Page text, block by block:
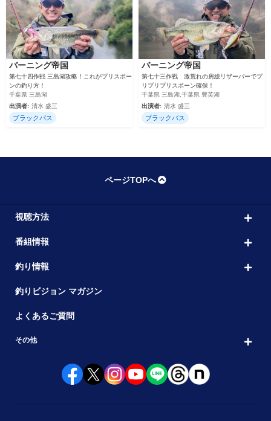
バーニング帝国
第七十四作戦 三島湖攻略！これがプリスポー
ンの釣り方！
千葉県 三島湖
出演者: 清水 盛三
ブラックバス
バーニング帝国
第七十三作戦 激荒れの房総リザーバーでプ
リプリプリスポーン確保！
千葉県 三島湖,千葉県 豊英湖
出演者: 清水 盛三
ブラックバス
ページTOPへ
視聴方法
番組情報
釣り情報
釣りビジョン マガジン
よくあるご質問
その他